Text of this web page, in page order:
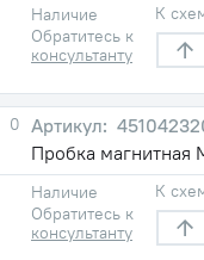
Наличие
Обратитесь к
консультанту
К
0
Пробка магнитная
Наличие
Обратитесь к
консультанту
К